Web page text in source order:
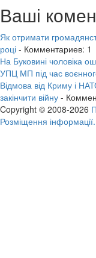
Ваші
Як отримати
році - Комментариев: 1
На Буковині чоловіка
УПЦ МП під час
Відмова від Криму і
закінчити війну -
Copyright © 2008-2026
Розміщення інформації.